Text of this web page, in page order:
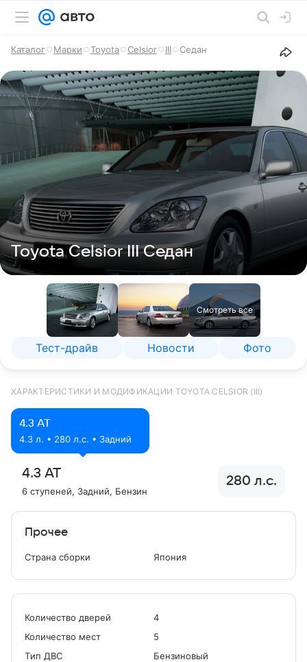
Каталог Марки Toyota Celsior III Седан
Toyota Celsior III Седан
Смотреть все
Тест-драйв Новости Фото
ХАРАКТЕРИСТИКИ И МОДИФИКАЦИИ TOYOTA CELSIOR (III)
4.3 AT
4.3 л. • 280 л.с. • Задний
4.3 AT
6 ступеней, Задний, Бензин
280 л.с.
Прочее
Страна сборки Япония
Количество дверей
4
Количество мест
5
Tип ДВС
Бензиновый